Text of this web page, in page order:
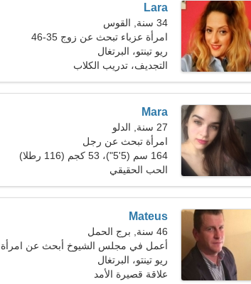
Lara
34 سنة, القوس
امرأة عزباء تبحث عن زوج 35-46
ريو تينتو، البرتغال
التجديف، تدريب الكلاب
Mara
27 سنة, الدلو
امرأة تبحث عن رجل
164 سم (5'5")، 53 كجم (116 رطلا)
الحب الحقيقي
Mateus
46 سنة, برج الحمل
أعمل في مجلس الشيوخ أبحث عن
ريو تينتو، البرتغال
علاقة قصيرة الأمد